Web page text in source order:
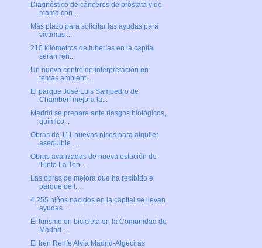
Diagnóstico de cánceres de próstata y de
mama con ...
Más plazo para solicitar las ayudas para
víctimas ...
210 kilómetros de tuberías en la capital
serán ren...
Un nuevo centro de interpretación en
temas ambient...
El parque José Luis Sampedro de
Chamberí mejora la...
Madrid se prepara ante riesgos biológicos,
químico...
Obras de 111 nuevos pisos para alquiler
asequible ...
Obras avanzadas de nueva estación de
'Pinto La Ten...
Las obras de mejora que ha recibido el
parque de l...
4.255 niños nacidos en la capital se llevan
ayudas...
El turismo en bicicleta en la Comunidad de
Madrid ...
El tren Renfe Alvia Madrid-Algeciras